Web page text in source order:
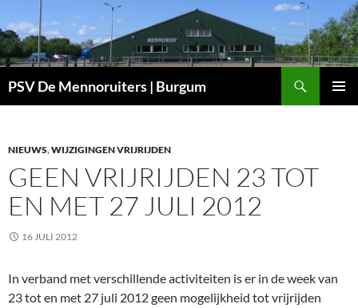
naar
de
inhoud
PSV De Mennoruiters | Burgum
NIEUWS,WIJZIGINGEN VRIJRIJDEN
GEEN VRIJRIJDEN 23 TOT
EN MET 27 JULI 2012
16 JULI 2012
In verband met verschillende activiteiten is er in de week van
23 tot en met 27 juli 2012 geen mogelijkheid tot vrijrijden